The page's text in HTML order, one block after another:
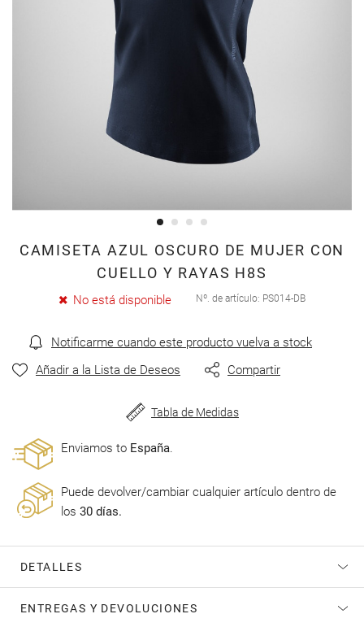
CAMISETA AZUL OSCURO DE MUJER CON
CUELLO Y RAYAS H8S
No está disponible Nº. de artículo PS014-DB
Notificarme cuando este producto vuelva a stock
Añadir a la Lista de Deseos
Compartir
Tabla de Medidas
Enviamos to España.
Puede devolver/cambiar cualquier artículo dentro de
los 30 días.
DETALLES
ENTREGAS Y DEVOLUCIONES
Saltar
galería
de